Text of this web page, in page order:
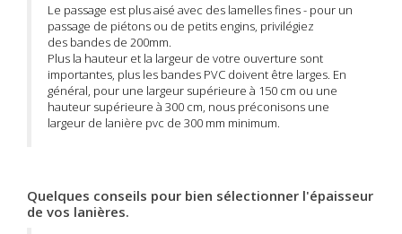
Le passage est plus aisé avec des lamelles fines - pour un
passage de piétons ou de petits engins, privilégiez
des bandes de 200mm.
Plus la hauteur et la largeur de votre ouverture sont
importantes, plus les bandes PVC doivent être larges. En
général, pour une largeur supérieure à 150 cm ou une
hauteur supérieure à 300 cm, nous préconisons une
largeur de lanière pvc de 300 mm minimum.
Quelques conseils pour bien sélectionner l'épaisseur
de vos lanières.